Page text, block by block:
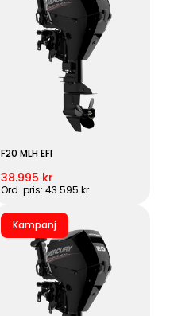
F20 MLH EFI
38.995 kr
Ord. pris: 43.595 kr
Kampanj